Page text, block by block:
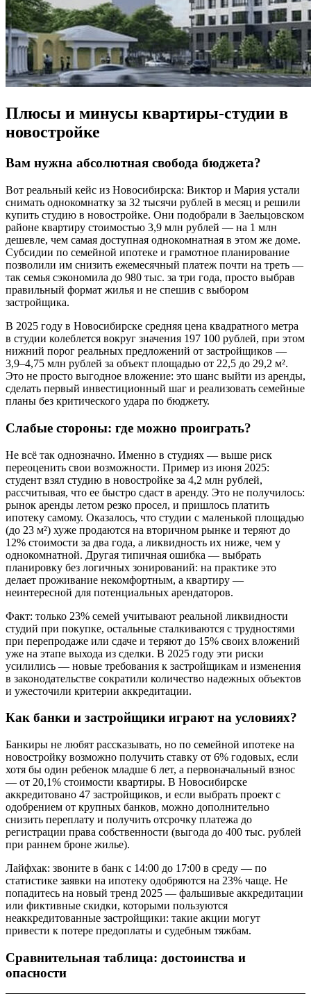
Плюсы и минусы квартиры-студии в
новостройке
Вам нужна абсолютная свобода бюджета?
Вот реальный кейс из Новосибирска: Виктор и Мария устали
снимать однокомнатку за 32 тысячи рублей в месяц и решили
купить студию в новостройке. Они подобрали в Заельцовском
районе квартиру стоимостью 3,9 млн рублей — на 1 млн
дешевле, чем самая доступная однокомнатная в этом же доме.
Субсидии по семейной ипотеке и грамотное планирование
позволили им снизить ежемесячный платеж почти на треть —
так семья сэкономила до 980 тыс. за три года, просто выбрав
правильный формат жилья и не спешив с выбором
застройщика.
В 2025 году в Новосибирске средняя цена квадратного метра
в студии колеблется вокруг значения 197 100 рублей, при этом
нижний порог реальных предложений от застройщиков —
3,9–4,75 млн рублей за объект площадью от 22,5 до 29,2 м².
Это не просто выгодное вложение: это шанс выйти из аренды,
сделать первый инвестиционный шаг и реализовать семейные
планы без критического удара по бюджету.
Слабые стороны: где можно проиграть?
Не всё так однозначно. Именно в студиях — выше риск
переоценить свои возможности. Пример из июня 2025:
студент взял студию в новостройке за 4,2 млн рублей,
рассчитывая, что ее быстро сдаст в аренду. Это не получилось:
рынок аренды летом резко просел, и пришлось платить
ипотеку самому. Оказалось, что студии с маленькой площадью
(до 23 м²) хуже продаются на вторичном рынке и теряют до
12% стоимости за два года, а ликвидность их ниже, чем у
однокомнатной. Другая типичная ошибка — выбрать
планировку без логичных зонирований: на практике это
делает проживание некомфортным, а квартиру —
неинтересной для потенциальных арендаторов.
Факт: только 23% семей учитывают реальной ликвидности
студий при покупке, остальные сталкиваются с трудностями
при перепродаже или сдаче и теряют до 15% своих вложений
уже на этапе выхода из сделки. В 2025 году эти риски
усилились — новые требования к застройщикам и изменения
в законодательстве сократили количество надежных объектов
и ужесточили критерии аккредитации.
Как банки и застройщики играют на условиях?
Банкиры не любят рассказывать, но по семейной ипотеке на
новостройку возможно получить ставку от 6% годовых, если
хотя бы один ребенок младше 6 лет, а первоначальный взнос
— от 20,1% стоимости квартиры. В Новосибирске
аккредитовано 47 застройщиков, и если выбрать проект с
одобрением от крупных банков, можно дополнительно
снизить переплату и получить отсрочку платежа до
регистрации права собственности (выгода до 400 тыс. рублей
при раннем броне жилье).
Лайфхак: звоните в банк с 14:00 до 17:00 в среду — по
статистике заявки на ипотеку одобряются на 23% чаще. Не
попадитесь на новый тренд 2025 — фальшивые аккредитации
или фиктивные скидки, которыми пользуются
неаккредитованные застройщики: такие акции могут
привести к потере предоплаты и судебным тяжбам.
Сравнительная таблица: достоинства и
опасности